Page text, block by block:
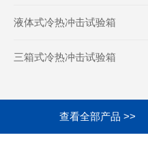
液体式冷热冲击试验箱
三箱式冷热冲击试验箱
查看全部产品 >>